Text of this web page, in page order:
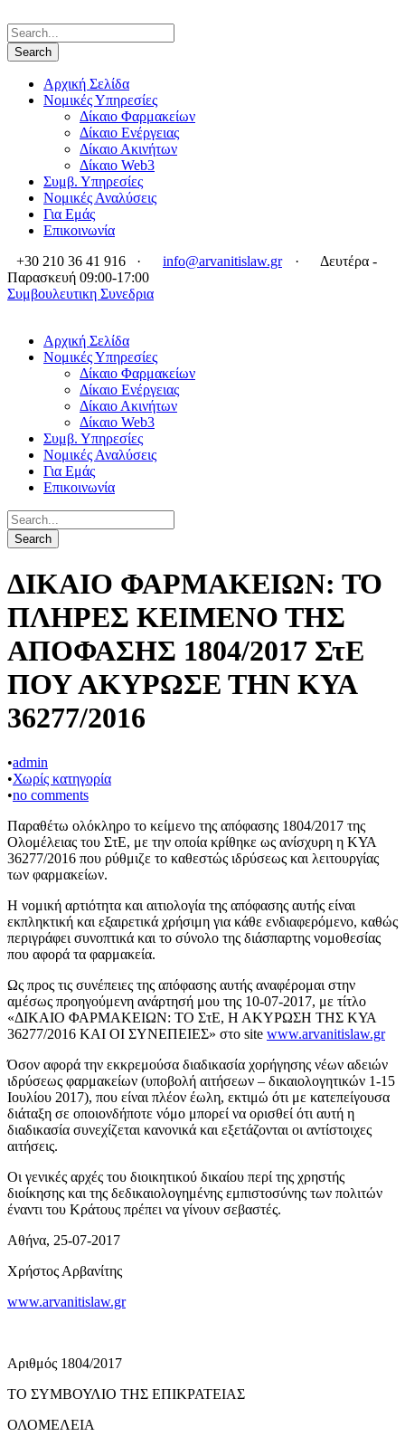
Αρχική Σελίδα
Νομικές Υπηρεσίες
Δίκαιο Φαρμακείων
Δίκαιο Ενέργειας
Δίκαιο Ακινήτων
Δίκαιο Web3
Συμβ. Υπηρεσίες
Νομικές Αναλύσεις
Για Εμάς
Επικοινωνία
+30 210 36 41 916
· info@arvanitislaw.gr ·
Δευτέρα -
Παρασκευή 09:00-17:00
Συμβουλευτικη Συνεδρια
Αρχική Σελίδα
Νομικές Υπηρεσίες
Δίκαιο Φαρμακείων
Δίκαιο Ενέργειας
Δίκαιο Ακινήτων
Δίκαιο Web3
Συμβ. Υπηρεσίες
Νομικές Αναλύσεις
Για Εμάς
Επικοινωνία
ΔΙΚΑΙΟ ΦΑΡΜΑΚΕΙΩΝ: ΤΟ
ΠΛΗΡΕΣ ΚΕΙΜΕΝΟ ΤΗΣ
ΑΠΟΦΑΣΗΣ 1804/2017 ΣτΕ
ΠΟΥ ΑΚΥΡΩΣΕ ΤΗΝ ΚΥΑ
36277/2016
•admin
•Χωρίς κατηγορία
•no comments
Παραθέτω ολόκληρο το κείμενο της απόφασης 1804/2017 της
Ολομέλειας του ΣτΕ, με την οποία κρίθηκε ως ανίσχυρη η ΚΥΑ
36277/2016 που ρύθμιζε το καθεστώς ιδρύσεως και λειτουργίας
των φαρμακείων.
Η νομική αρτιότητα και αιτιολογία της απόφασης αυτής είναι
εκπληκτική και εξαιρετικά χρήσιμη για κάθε ενδιαφερόμενο, καθώς
περιγράφει συνοπτικά και το σύνολο της διάσπαρτης νομοθεσίας
που αφορά τα φαρμακεία.
Ως προς τις συνέπειες της απόφασης αυτής αναφέρομαι στην
αμέσως προηγούμενη ανάρτησή μου της 10-07-2017, με τίτλο
«ΔΙΚΑΙΟ ΦΑΡΜΑΚΕΙΩΝ: ΤΟ ΣτΕ, Η ΑΚΥΡΩΣΗ ΤΗΣ ΚΥΑ
36277/2016 ΚΑΙ ΟΙ ΣΥΝΕΠΕΙΕΣ» στο site www.arvanitislaw.gr
Όσον αφορά την εκκρεμούσα διαδικασία χορήγησης νέων αδειών
ιδρύσεως φαρμακείων (υποβολή αιτήσεων – δικαιολογητικών 1-15
Ιουλίου 2017), που είναι πλέον έωλη, εκτιμώ ότι με κατεπείγουσα
διάταξη σε οποιονδήποτε νόμο μπορεί να ορισθεί ότι αυτή η
διαδικασία συνεχίζεται κανονικά και εξετάζονται οι αντίστοιχες
αιτήσεις.
Οι γενικές αρχές του διοικητικού δικαίου περί της χρηστής
διοίκησης και της δεδικαιολογημένης εμπιστοσύνης των πολιτών
έναντι του Κράτους πρέπει να γίνουν σεβαστές.
Αθήνα, 25-07-2017
Χρήστος Αρβανίτης
www.arvanitislaw.gr
Αριθμός 1804/2017
ΤΟ ΣΥΜΒΟΥΛΙΟ ΤΗΣ ΕΠΙΚΡΑΤΕΙΑΣ
ΟΛΟΜΕΛΕΙΑ